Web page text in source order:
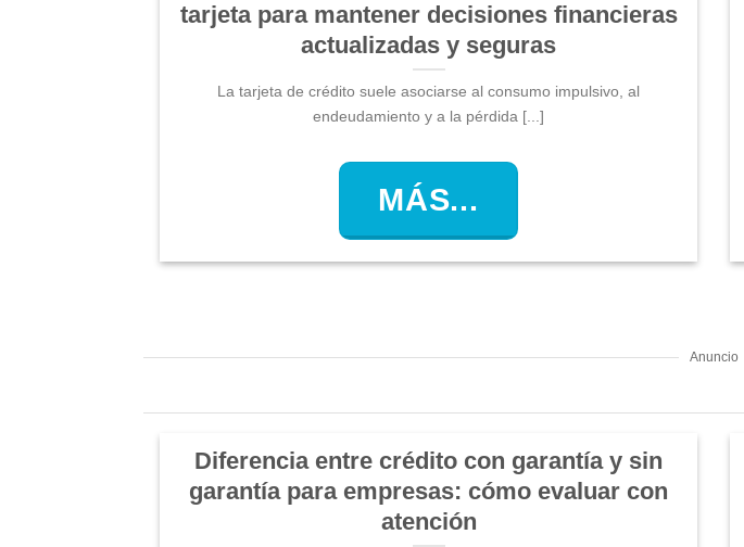
tarjeta para mantener decisiones financieras
actualizadas y seguras
La tarjeta de crédito suele asociarse al consumo impulsivo, al
endeudamiento y a la pérdida [...]
MÁS...
Anuncio
Diferencia entre crédito con garantía y sin
garantía para empresas: cómo evaluar con
atención